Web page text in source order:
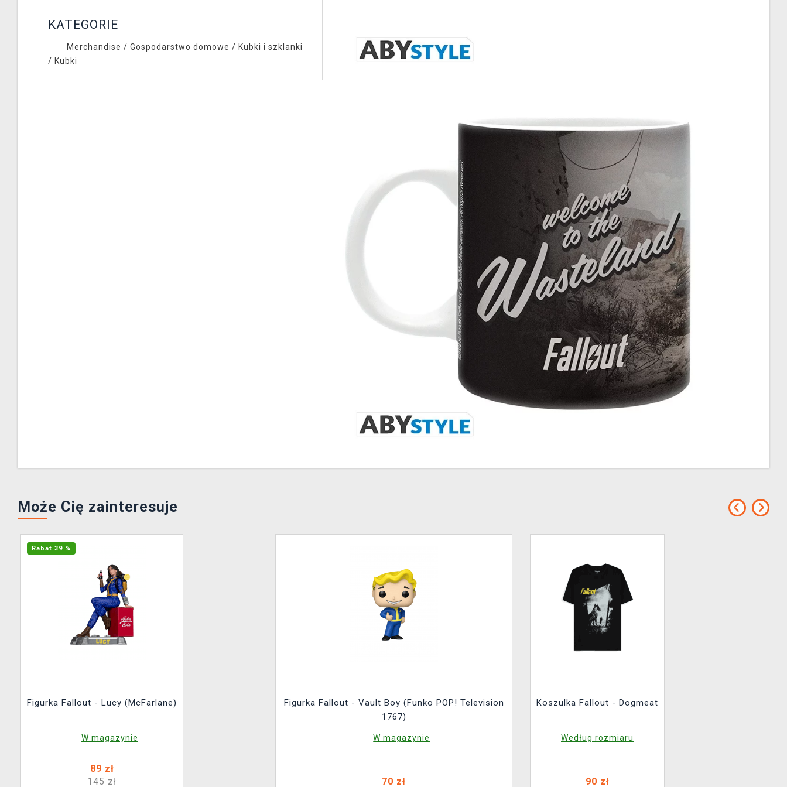
KATEGORIE
Merchandise / Gospodarstwo domowe / Kubki i szklanki
/ Kubki
Może Cię zainteresuje
Rabat 39 %
Figurka Fallout - Lucy (McFarlane)
W magazynie
89 zł
145 zł
Figurka Fallout - Vault Boy (Funko POP! Television
1767)
W magazynie
70 zł
Koszulka Fallout - Dogmeat
Według rozmiaru
90 zł